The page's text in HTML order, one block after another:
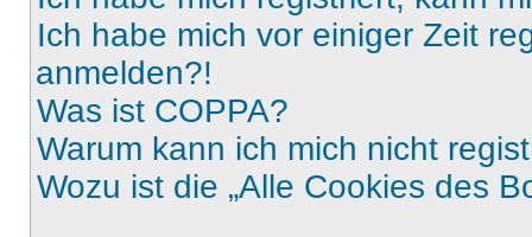
Ich habe mich vor einiger Zeit
anmelden?!
Was ist COPPA?
Warum kann ich mich nicht
Wozu ist die „Alle Cookies des